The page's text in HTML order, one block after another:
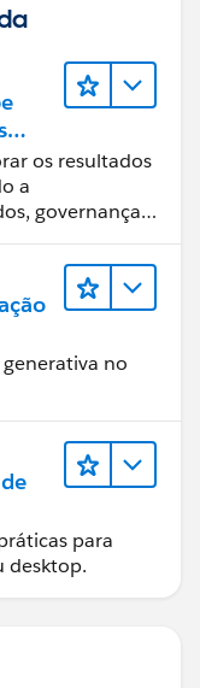
os resultados
a
governança
em dados
no
para
desktop.